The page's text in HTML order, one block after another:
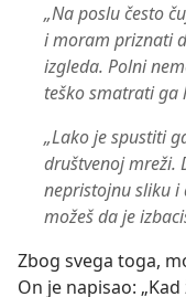
„Na poslu često
i moram priznati
izgleda. Polni
teško smatrati ga
„Lako je spustiti
društvenoj mreži.
nepristojnu sliku i
možeš da je
Zbog svega toga,
On je napisao: